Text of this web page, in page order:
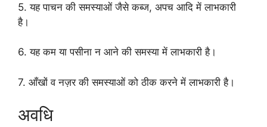
5. यह पाचन की समस्याओं जैसे कब्ज, अपच आदि में लाभकारी
है।
6. यह कम या पसीना न आने की समस्या में लाभकारी है।
7. आँखों व नज़र की समस्याओं को ठीक करने में लाभकारी है।
अवधि